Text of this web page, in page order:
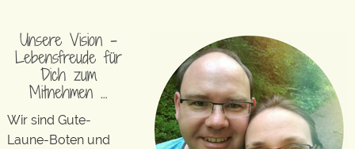
Unsere Vision –
Lebensfreude für
Dich zum
Mitnehmen …
Wir sind Gute-
Laune-Boten und